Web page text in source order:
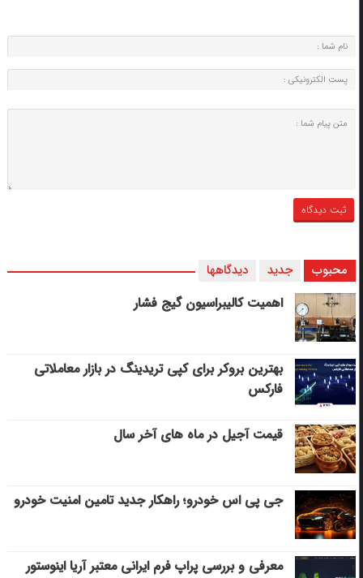
محبوب جدید دیدگاهها
اهمیت کالیبراسیون گیج فشار
بهترین بروکر برای کپی‌ تریدینگ در بازار معاملاتی
فارکس
قیمت آجیل در ماه های آخر سال
جی پی اس خودرو؛ راهکار جدید تامین امنیت خودرو
معرفی و بررسی پراپ فرم ایرانی معتبر آریا اینوستور